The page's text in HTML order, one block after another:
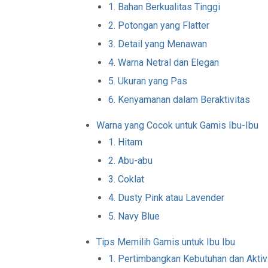
1. Bahan Berkualitas Tinggi
2. Potongan yang Flatter
3. Detail yang Menawan
4. Warna Netral dan Elegan
5. Ukuran yang Pas
6. Kenyamanan dalam Beraktivitas
Warna yang Cocok untuk Gamis Ibu-Ibu
1. Hitam
2. Abu-abu
3. Coklat
4. Dusty Pink atau Lavender
5. Navy Blue
Tips Memilih Gamis untuk Ibu Ibu
1. Pertimbangkan Kebutuhan dan